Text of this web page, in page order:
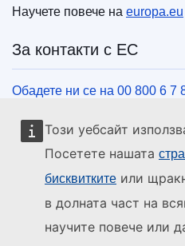
Този уебсайт
Посетете нашата
бисквитките или
в долната част на
научите повече или
Научете повече на europa.eu
За контакти с ЕС
Обадете ни се на 00 800 6 7
Използвайте други
Пишете ни чрез нашия
Социални медии